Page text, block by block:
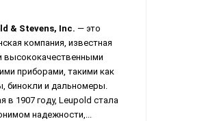
& Stevens, Inc. — это
компания, известная
высококачественными
приборами, такими как
бинокли и дальномеры.
в 1907 году, Leupold стала
надежности,...